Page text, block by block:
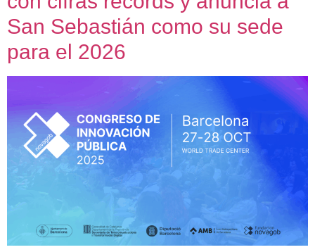
San Sebastián como su sede
para el 2026